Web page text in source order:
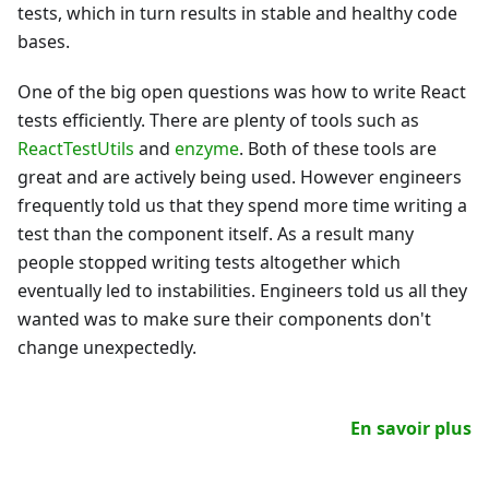
tests, which in turn results in stable and healthy code
bases.
One of the big open questions was how to write React
tests efficiently. There are plenty of tools such as
ReactTestUtils and enzyme. Both of these tools are
great and are actively being used. However engineers
frequently told us that they spend more time writing a
test than the component itself. As a result many
people stopped writing tests altogether which
eventually led to instabilities. Engineers told us all they
wanted was to make sure their components don't
change unexpectedly.
En savoir plus